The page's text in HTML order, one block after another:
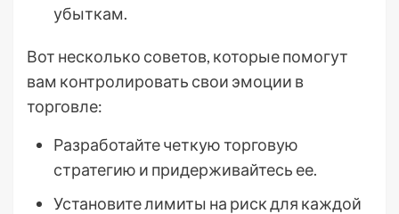
убыткам.
Вот несколько советов, которые помогут
вам контролировать свои эмоции в
торговле:
Разработайте четкую торговую
стратегию и придерживайтесь ее.
Установите лимиты на риск для каждой